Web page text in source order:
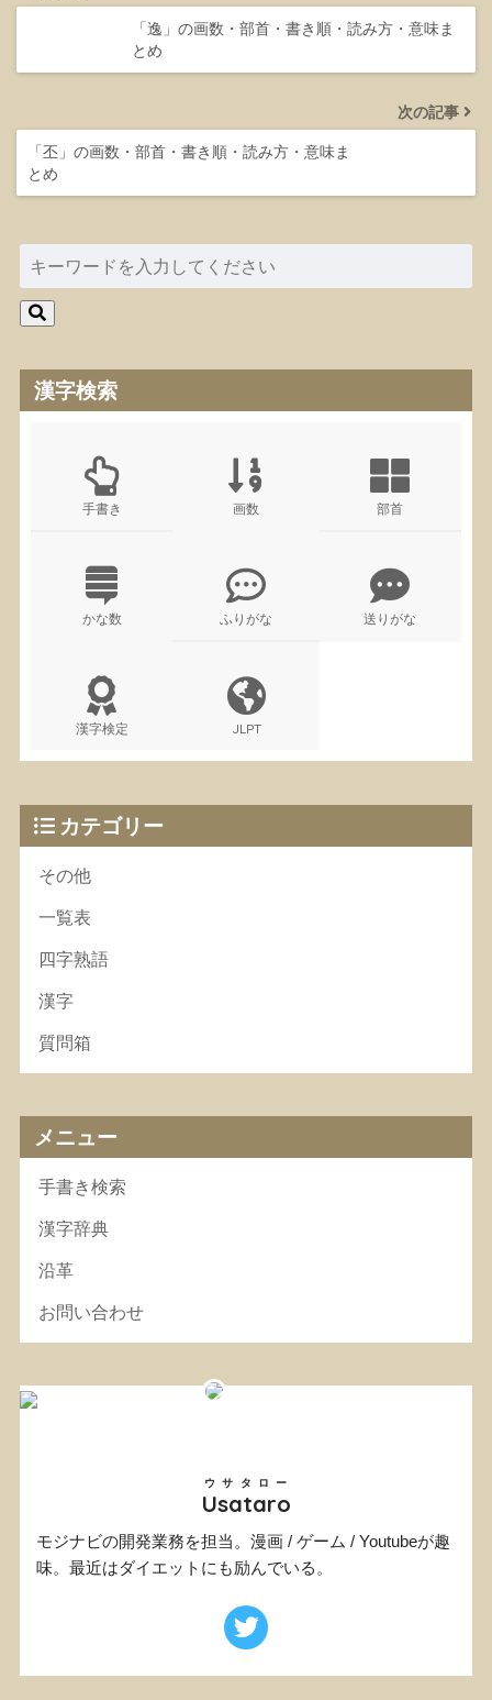
「逸」の画数・部首・書き順・読み方・意味ま
とめ
次の記事
「丕」の画数・部首・書き順・読み方・意味ま
とめ
漢字検索
手書き 画数 部首
かな数 ふりがな 送りがな
漢字検定 JLPT
カテゴリー
その他
一覧表
四字熟語
漢字
質問箱
メニュー
手書き検索
漢字辞典
沿革
お問い合わせ
Usataro
ウサタロー
モジナビの開発業務を担当。漫画 / ゲーム / Youtubeが趣
味。最近はダイエットにも励んでいる。